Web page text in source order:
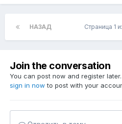
НАЗАД Страница 1
Join the conversation
You can post now and register
sign in now to post with your